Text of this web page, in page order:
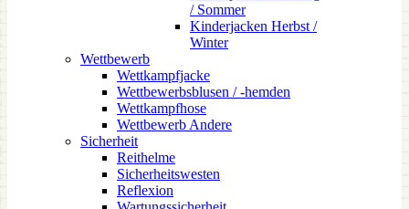
/ Sommer
Kinderjacken Herbst /
Winter
Wettbewerb
Wettkampfjacke
Wettbewerbsblusen / -hemden
Wettkampfhose
Wettbewerb Andere
Sicherheit
Reithelme
Sicherheitswesten
Reflexion